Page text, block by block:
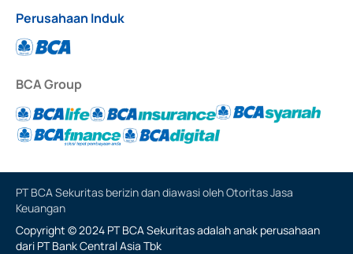
Perusahaan Induk
BCA Group
PT BCA Sekuritas berizin dan diawasi oleh Otoritas Jasa
Keuangan
Copyright © 2024 PT BCA Sekuritas adalah anak perusahaan
dari PT Bank Central Asia Tbk